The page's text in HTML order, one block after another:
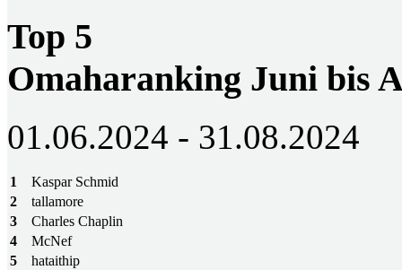
Top 5
Omaharanking Juni bis
01.06.2024 - 31.08.2024
1
Kaspar Schmid
2
tallamore
3
Charles Chaplin
4
McNef
5
hataithip